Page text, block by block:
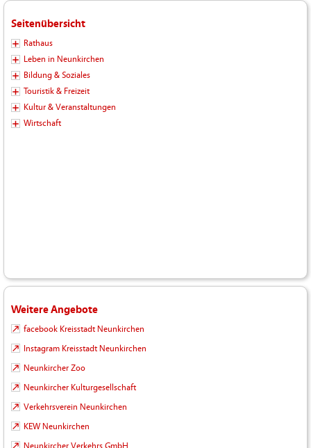
Seitenübersicht
Rathaus
Leben in Neunkirchen
Bildung & Soziales
Touristik & Freizeit
Kultur & Veranstaltungen
Wirtschaft
Weitere Angebote
facebook Kreisstadt Neunkirchen
Instagram Kreisstadt Neunkirchen
Neunkircher Zoo
Neunkircher Kulturgesellschaft
Verkehrsverein Neunkirchen
KEW Neunkirchen
Neunkircher Verkehrs GmbH